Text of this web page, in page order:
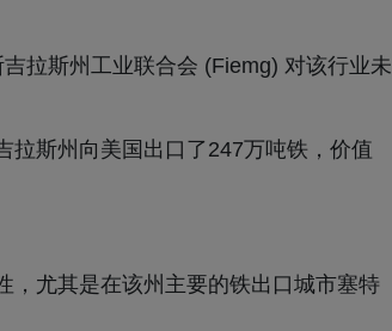
拉斯州工业联合会 (Fiemg) 对该行业未
拉斯州向美国出口了247万吨铁，价值
，尤其是在该州主要的铁出口城市塞特